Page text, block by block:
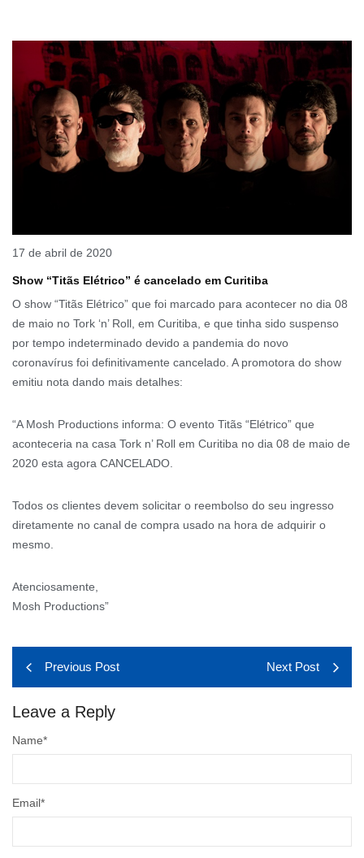
17 de abril de 2020
Show “Titãs Elétrico” é cancelado em Curitiba
O show “Titãs Elétrico” que foi marcado para acontecer no dia 08
de maio no Tork ‘n’ Roll, em Curitiba, e que tinha sido suspenso
por tempo indeterminado devido a pandemia do novo
coronavírus foi definitivamente cancelado. A promotora do show
emitiu nota dando mais detalhes:
“A Mosh Productions informa: O evento Titãs “Elétrico” que
aconteceria na casa Tork n’ Roll em Curitiba no dia 08 de maio de
2020 esta agora CANCELADO.
Todos os clientes devem solicitar o reembolso do seu ingresso
diretamente no canal de compra usado na hora de adquirir o
mesmo.
Atenciosamente,
Mosh Productions”
Previous Post Next Post
Leave a Reply
Name*
Email*